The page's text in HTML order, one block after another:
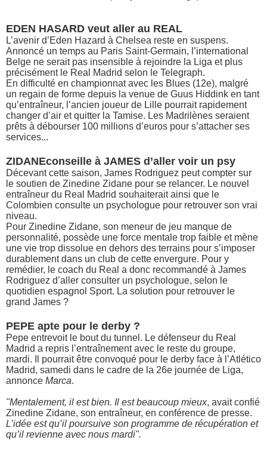
EDEN HASARD veut aller au REAL
L’avenir d’Eden Hazard à Chelsea reste en suspens.
Annoncé un temps au Paris Saint-Germain, l’international
Belge ne serait pas insensible à rejoindre la Liga et plus
précisément le Real Madrid selon le Telegraph.
En difficulté en championnat avec les Blues (12e), malgré
un regain de forme depuis la venue de Guus Hiddink en tant
qu’entraîneur, l’ancien joueur de Lille pourrait rapidement
changer d’air et quitter la Tamise. Les Madrilènes seraient
prêts à débourser 100 millions d’euros pour s’attacher ses
services...
ZIDANEconseille à JAMES d’aller voir un psy
Décevant cette saison, James Rodriguez peut compter sur
le soutien de Zinedine Zidane pour se relancer. Le nouvel
entraîneur du Real Madrid souhaiterait ainsi que le
Colombien consulte un psychologue pour retrouver son vrai
niveau.
Pour Zinedine Zidane, son meneur de jeu manque de
personnalité, possède une force mentale trop faible et mène
une vie trop dissolue en dehors des terrains pour s’imposer
durablement dans un club de cette envergure. Pour y
remédier, le coach du Real a donc recommandé à James
Rodriguez d’aller consulter un psychologue, selon le
quotidien espagnol Sport. La solution pour retrouver le
grand James ?
PEPE apte pour le derby ?
Pepe entrevoit le bout du tunnel. Le défenseur du Real
Madrid a repris l’entraînement avec le reste du groupe,
mardi. Il pourrait être convoqué pour le derby face à l’Atlético
Madrid, samedi dans le cadre de la 26e journée de Liga,
annonce Marca.
"Mentalement, il est bien. Il est beaucoup mieux, avait confié
Zinedine Zidane, son entraîneur, en conférence de presse.
L’idée est qu’il poursuive son programme de récupération et
qu’il revienne avec nous mardi".